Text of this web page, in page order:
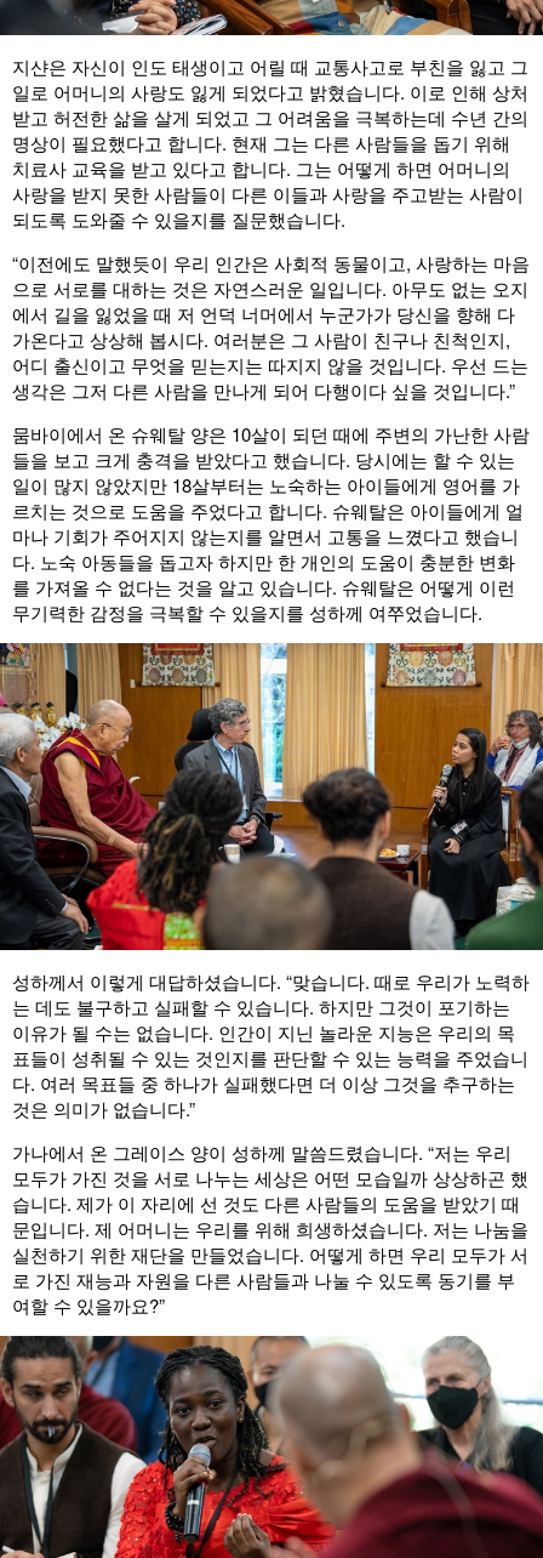
지샨은 자신이 인도 태생이고 어릴 때 교통사고로 부친을 잃고 그
일로 어머니의 사랑도 잃게 되었다고 밝혔습니다. 이로 인해 상처
받고 허전한 삶을 살게 되었고 그 어려움을 극복하는데 수년 간의
명상이 필요했다고 합니다. 현재 그는 다른 사람들을 돕기 위해
치료사 교육을 받고 있다고 합니다. 그는 어떻게 하면 어머니의
사랑을 받지 못한 사람들이 다른 이들과 사랑을 주고받는 사람이
되도록 도와줄 수 있을지를 질문했습니다.
“이전에도 말했듯이 우리 인간은 사회적 동물이고, 사랑하는 마음
으로 서로를 대하는 것은 자연스러운 일입니다. 아무도 없는 오지
에서 길을 잃었을 때 저 언덕 너머에서 누군가가 당신을 향해 다
가온다고 상상해 봅시다. 여러분은 그 사람이 친구나 친척인지,
어디 출신이고 무엇을 믿는지는 따지지 않을 것입니다. 우선 드는
생각은 그저 다른 사람을 만나게 되어 다행이다 싶을 것입니다.”
뭄바이에서 온 슈웨탈 양은 10살이 되던 때에 주변의 가난한 사람
들을 보고 크게 충격을 받았다고 했습니다. 당시에는 할 수 있는
일이 많지 않았지만 18살부터는 노숙하는 아이들에게 영어를 가
르치는 것으로 도움을 주었다고 합니다. 슈웨탈은 아이들에게 얼
마나 기회가 주어지지 않는지를 알면서 고통을 느꼈다고 했습니
다. 노숙 아동들을 돕고자 하지만 한 개인의 도움이 충분한 변화
를 가져올 수 없다는 것을 알고 있습니다. 슈웨탈은 어떻게 이런
무기력한 감정을 극복할 수 있을지를 성하께 여쭈었습니다.
성하께서 이렇게 대답하셨습니다. “맞습니다. 때로 우리가 노력하
는 데도 불구하고 실패할 수 있습니다. 하지만 그것이 포기하는
이유가 될 수는 없습니다. 인간이 지닌 놀라운 지능은 우리의 목
표들이 성취될 수 있는 것인지를 판단할 수 있는 능력을 주었습니
다. 여러 목표들 중 하나가 실패했다면 더 이상 그것을 추구하는
것은 의미가 없습니다.”
가나에서 온 그레이스 양이 성하께 말씀드렸습니다. “저는 우리
모두가 가진 것을 서로 나누는 세상은 어떤 모습일까 상상하곤 했
습니다. 제가 이 자리에 선 것도 다른 사람들의 도움을 받았기 때
문입니다. 제 어머니는 우리를 위해 희생하셨습니다. 저는 나눔을
실천하기 위한 재단을 만들었습니다. 어떻게 하면 우리 모두가 서
로 가진 재능과 자원을 다른 사람들과 나눌 수 있도록 동기를 부
여할 수 있을까요?”